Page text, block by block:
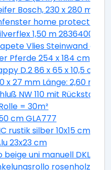
Bosch, 230 x 280 mm,
home protect weiss
1,50 m 28364000
Vlies Steinwand grau/
Pferde 254 x 184 cm
D.2 86 x 65 x 10,5 cm
27 mm Länge: 2,60 m
NW 110 mit
= 30m²
cm GLA777
rustik silber 10x15 cm
23x23 cm
uni manuell DKL P10
rosenholz uni